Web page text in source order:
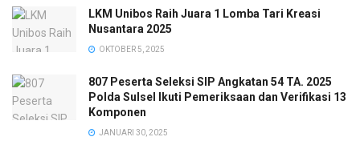
LKM Unibos Raih Juara 1 Lomba Tari Kreasi
Nusantara 2025
OKTOBER 5, 2025
807 Peserta Seleksi SIP Angkatan 54 TA. 2025
Polda Sulsel Ikuti Pemeriksaan dan Verifikasi 13
Komponen
JANUARI 30, 2025